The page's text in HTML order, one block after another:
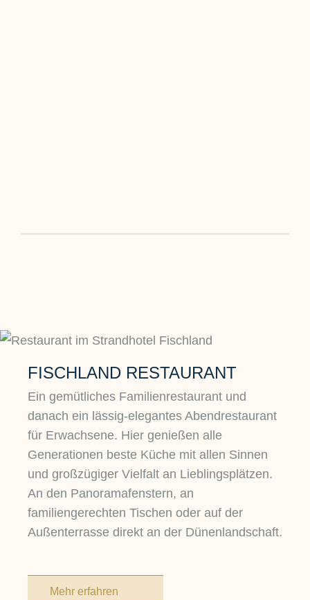
FISCHLAND RESTAURANT
Ein gemütliches Familienrestaurant und
danach ein lässig-elegantes Abendrestaurant
für Erwachsene. Hier genießen alle
Generationen beste Küche mit allen Sinnen
und großzügiger Vielfalt an Lieblingsplätzen.
An den Panoramafenstern, an
familiengerechten Tischen oder auf der
Außenterrasse direkt an der Dünenlandschaft.
Mehr erfahren